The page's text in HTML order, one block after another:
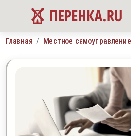
Главная Местное самоуправление